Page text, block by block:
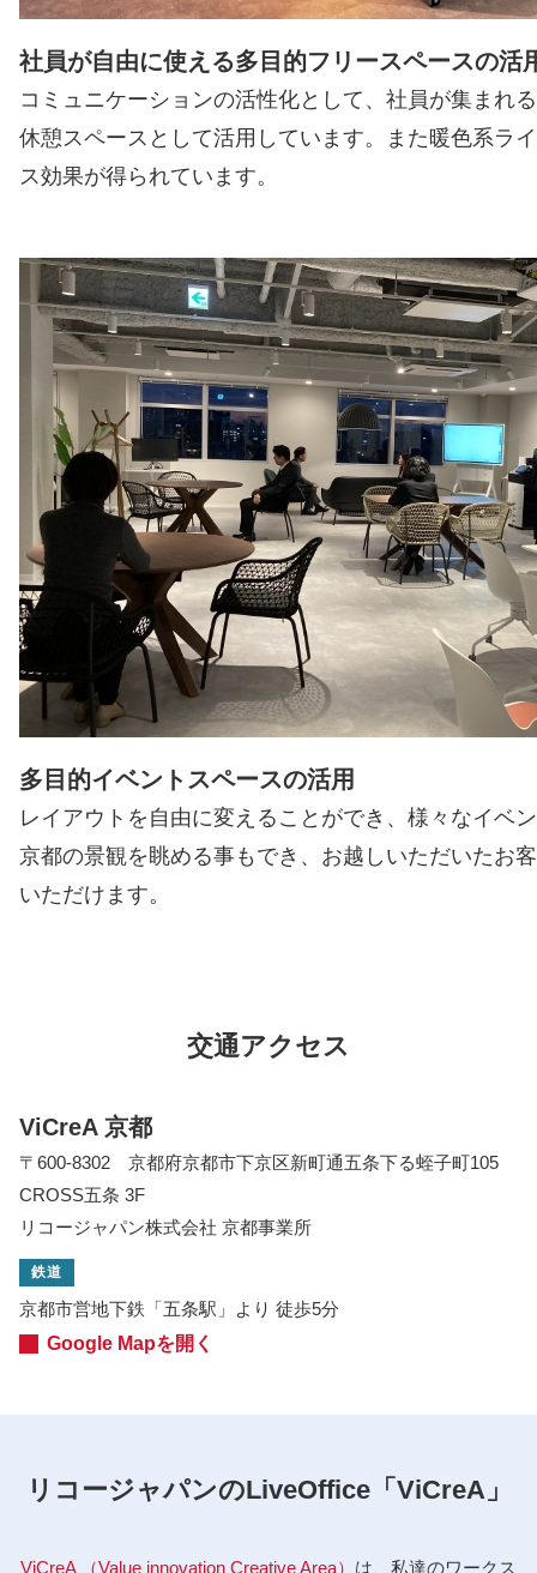
社員が自由に使える多目的フリースペースの活
コミュニケーションの活性化として、社員が集まれ
休憩スペースとして活用しています。また暖色系ラ
ス効果が得られています。
多目的イベントスペースの活用
レイアウトを自由に変えることができ、様々なイベ
京都の景観を眺める事もでき、お越しいただいたお
いただけます。
交通アクセス
ViCreA 京都
〒600-8302 京都府京都市下京区新町通五条下る蛭子町105
CROSS五条 3F
リコージャパン株式会社 京都事業所
鉄道
京都市営地下鉄「五条駅」より 徒歩5分
Google Mapを開く
リコージャパンのLiveOffice「ViCreA」
ViCreA （Value innovation Creative Area） は、私達のワークス